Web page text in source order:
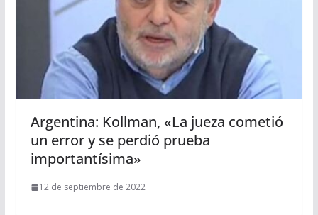
Argentina: Kollman, «La jueza cometió
un error y se perdió prueba
importantísima»
12 de septiembre de 2022